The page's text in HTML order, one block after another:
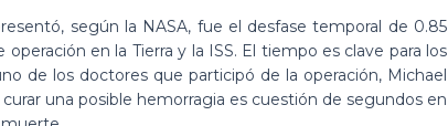
según la NASA, fue el desfase temporal de 0.85
en la Tierra y la ISS. El tiempo es clave para los
de los doctores que participó de la operación, Michael
curar una posible hemorragia es cuestión de segundos en